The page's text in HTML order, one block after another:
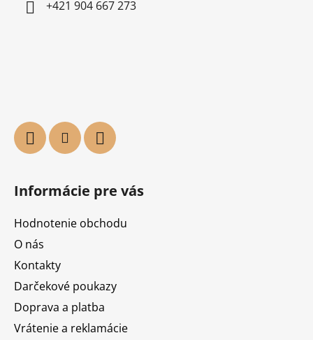
+421 904 667 273
Informácie pre vás
Hodnotenie obchodu
O nás
Kontakty
Darčekové poukazy
Doprava a platba
Vrátenie a reklamácie